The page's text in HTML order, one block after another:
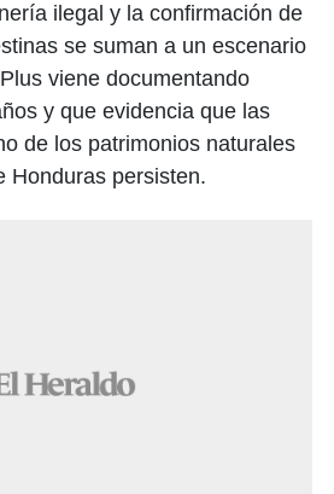
ilegal y la confirmación de
se suman a un escenario
viene documentando
y que evidencia que las
de los patrimonios naturales
Honduras persisten.